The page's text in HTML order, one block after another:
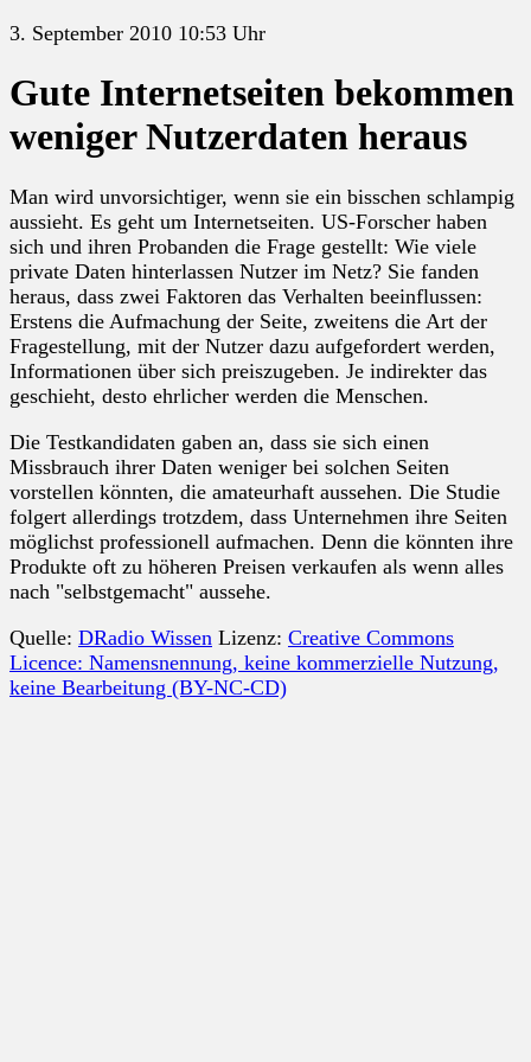
3. September 2010 10:53 Uhr
Gute Internetseiten bekommen
weniger Nutzerdaten heraus
Man wird unvorsichtiger, wenn sie ein bisschen schlampig
aussieht. Es geht um Internetseiten. US-Forscher haben
sich und ihren Probanden die Frage gestellt: Wie viele
private Daten hinterlassen Nutzer im Netz? Sie fanden
heraus, dass zwei Faktoren das Verhalten beeinflussen:
Erstens die Aufmachung der Seite, zweitens die Art der
Fragestellung, mit der Nutzer dazu aufgefordert werden,
Informationen über sich preiszugeben. Je indirekter das
geschieht, desto ehrlicher werden die Menschen.
Die Testkandidaten gaben an, dass sie sich einen
Missbrauch ihrer Daten weniger bei solchen Seiten
vorstellen könnten, die amateurhaft aussehen. Die Studie
folgert allerdings trotzdem, dass Unternehmen ihre Seiten
möglichst professionell aufmachen. Denn die könnten ihre
Produkte oft zu höheren Preisen verkaufen als wenn alles
nach "selbstgemacht" aussehe.
Quelle: DRadio Wissen Lizenz: Creative Commons
Licence: Namensnennung, keine kommerzielle Nutzung,
keine Bearbeitung (BY-NC-CD)